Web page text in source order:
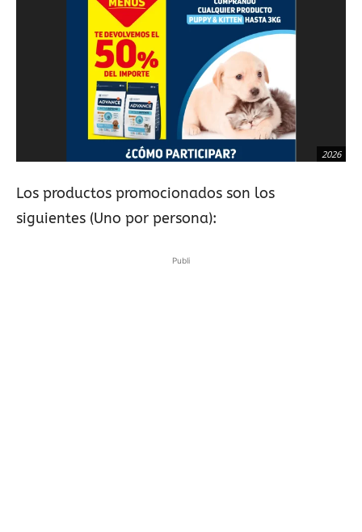
2026
Los productos promocionados son los
siguientes (Uno por persona):
Publi